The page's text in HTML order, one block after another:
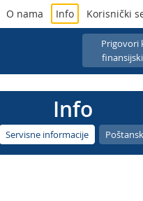
Prigovori
O nama Info Korisnički
Info
Servisne informacije